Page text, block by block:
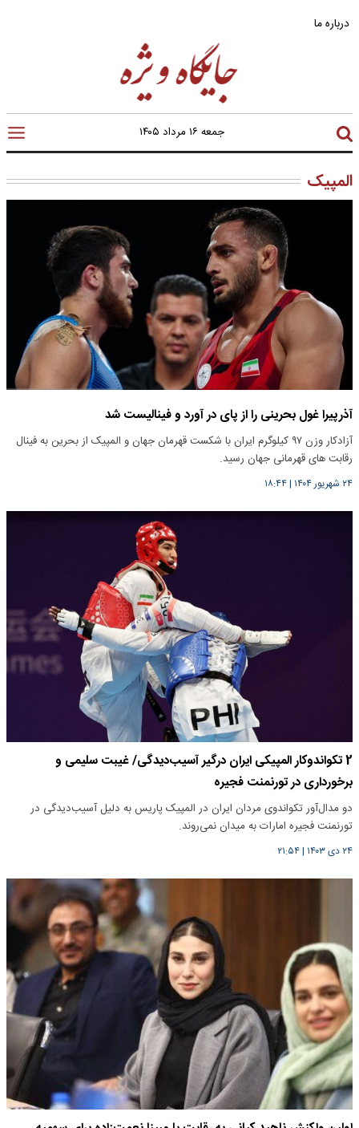
درباره ما
جمعه ۱۶ مرداد ۱۴۰۵
المپیک
آذرپیرا غول بحرینی را از پای در آورد و فینالیست شد
آزادکار وزن ۹۷ کیلوگرم ایران با شکست قهرمان جهان و المپیک از بحرین به فینال
رقابت های قهرمانی جهان رسید.
۲۴ شهریور ۱۴۰۴ |۱۸:۴۴
2 تکواندوکار المپیکی ایران درگیر آسیب‌دیدگی/ غیبت سلیمی و
برخورداری در تورنمنت فجیره
دو مدال‌آور تکواندوی مردان ایران در المپیک پاریس به دلیل آسیب‌دیدگی در
تورنمنت فجیره امارات به میدان نمی‌روند.
۲۴ دی ۱۴۰۳ |۲۱:۵۴